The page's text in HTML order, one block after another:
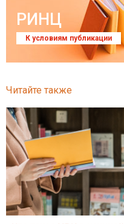
РИНЦ
К условиям публикации
Читайте также